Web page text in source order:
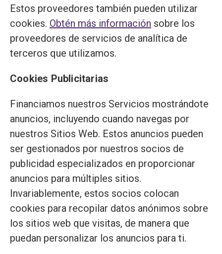
Estos proveedores también pueden utilizar
cookies. Obtén más información sobre los
proveedores de servicios de analítica de
terceros que utilizamos.
Cookies Publicitarias
Financiamos nuestros Servicios mostrándote
anuncios, incluyendo cuando navegas por
nuestros Sitios Web. Estos anuncios pueden
ser gestionados por nuestros socios de
publicidad especializados en proporcionar
anuncios para múltiples sitios.
Invariablemente, estos socios colocan
cookies para recopilar datos anónimos sobre
los sitios web que visitas, de manera que
puedan personalizar los anuncios para ti.